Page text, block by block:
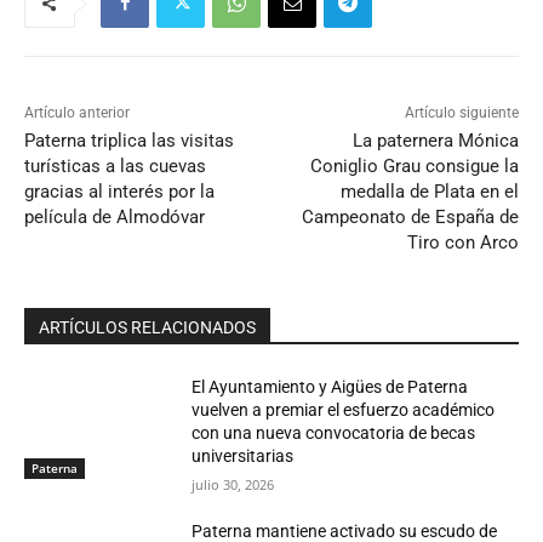
Artículo anterior
Paterna triplica las visitas
turísticas a las cuevas
gracias al interés por la
película de Almodóvar
Artículo siguiente
La paternera Mónica
Coniglio Grau consigue la
medalla de Plata en el
Campeonato de España de
Tiro con Arco
ARTÍCULOS RELACIONADOS
Paterna
El Ayuntamiento y Aigües de Paterna
vuelven a premiar el esfuerzo académico
con una nueva convocatoria de becas
universitarias
julio 30, 2026
Paterna mantiene activado su escudo de